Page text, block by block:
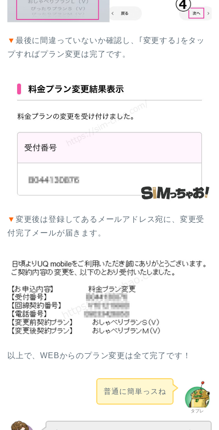
▼ 最後に間違っていないか確認し、｢変更する｣をタッ
プすればプラン変更は完了です。
▼ 変更後は登録してあるメールアドレス宛に、変更受
付完了メールが届きます。
以上で、WEBからのプラン変更は全て完了です！
タブレ
普通に簡単っスね